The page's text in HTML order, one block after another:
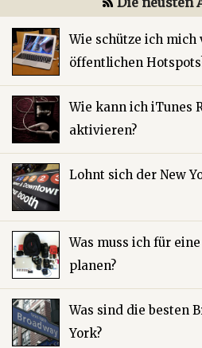
Wie schütze ich
öffentlichen
Wie kann ich iTunes
aktivieren?
Lohnt sich der New
Was muss ich für
planen?
Was sind die besten
York?